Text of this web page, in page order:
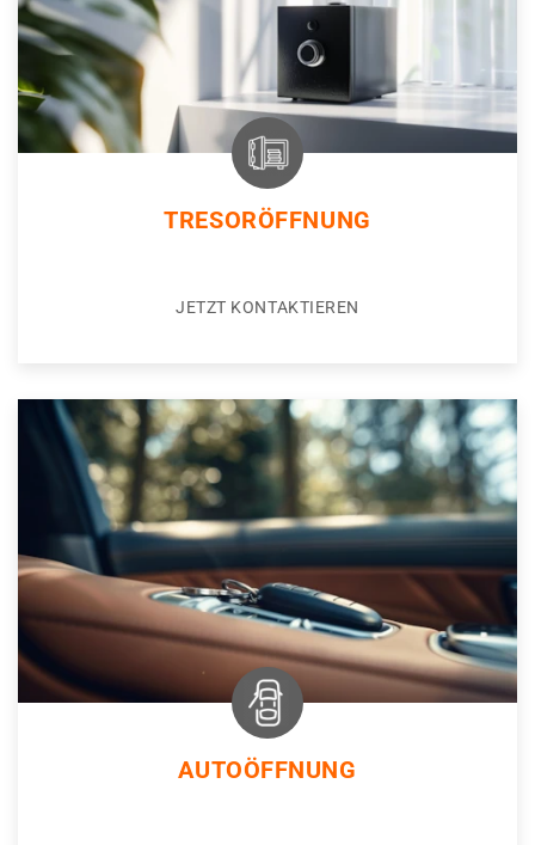
TRESORÖFFNUNG
JETZT KONTAKTIEREN
AUTOÖFFNUNG